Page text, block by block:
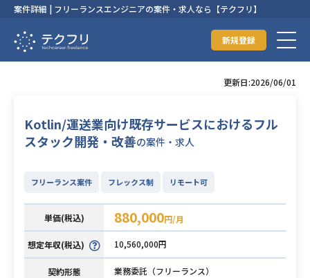
案件詳細 | フリーランスエンジニアの案件・求人なら【テクフリ】
新規登録
更新日:2026/06/01
Kotlin/運送業向け既存サービスにおけるフル
スタック開発・改善の案件・求人
フリーランス案件 フレックス制 リモート可
単価(税込) 880,000円/月
想定年収(税込) 10,560,000円
契約形態 業務委託（フリーランス）